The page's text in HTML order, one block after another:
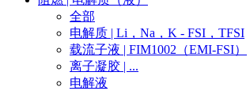
全部
电解质 | Li，Na，K - FSI，TFSI
载流子液 | FIM1002（EMI-FSI）
离子凝胶 | ...
电解液